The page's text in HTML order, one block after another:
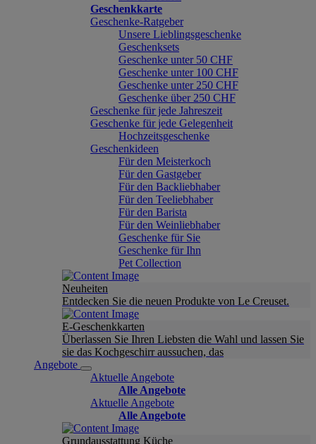
Geschenkkarte
Geschenke-Ratgeber
Unsere Lieblingsgeschenke
Geschenksets
Geschenke unter 50 CHF
Geschenke unter 100 CHF
Geschenke unter 250 CHF
Geschenke über 250 CHF
Geschenke für jede Jahreszeit
Geschenke für jede Gelegenheit
Hochzeitsgeschenke
Geschenkideen
Für den Meisterkoch
Für den Gastgeber
Für den Backliebhaber
Für den Teeliebhaber
Für den Barista
Für den Weinliebhaber
Geschenke für Sie
Geschenke für Ihn
Pet Collection
Neuheiten
Entdecken Sie die neuen Produkte von Le Creuset.
E-Geschenkkarten
Überlassen Sie Ihren Liebsten die Wahl und lassen Sie
sie das Kochgeschirr aussuchen, das
Angebote
Aktuelle Angebote
Alle Angebote
Aktuelle Angebote
Alle Angebote
Grundausstattung Küche